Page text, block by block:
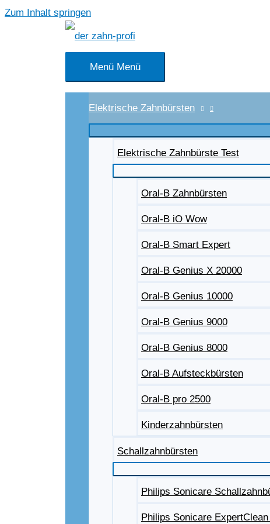
Zum Inhalt springen
Menü Menü
Elektrische Zahnbürsten
Elektrische Zahnbürste Test
Oral-B Zahnbürsten
Oral-B iO Wow
Oral-B Smart Expert
Oral-B Genius X 20000
Oral-B Genius 10000
Oral-B Genius 9000
Oral-B Genius 8000
Oral-B Aufsteckbürsten
Oral-B pro 2500
Kinderzahnbürsten
Schallzahnbürsten
Philips Sonicare
Philips Sonicare